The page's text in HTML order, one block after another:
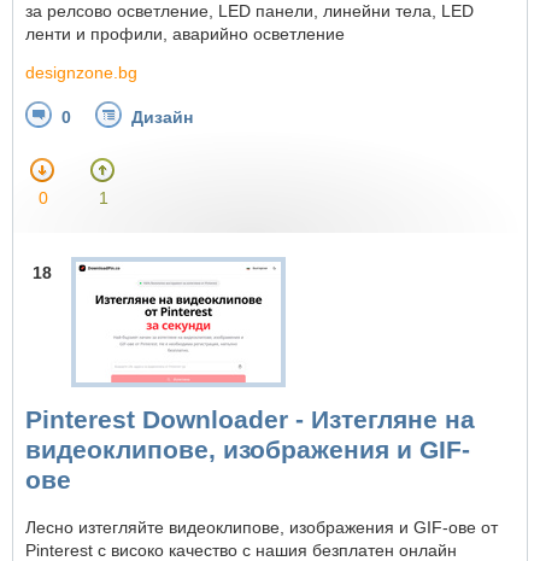
за релсово осветление, LED панели, линейни тела, LED
ленти и профили, аварийно осветление
designzone.bg
0 Дизайн
0 1
18
Pinterest Downloader - Изтегляне на
видеоклипове, изображения и GIF-
ове
Лесно изтегляйте видеоклипове, изображения и GIF-ове от
Pinterest с високо качество с нашия безплатен онлайн